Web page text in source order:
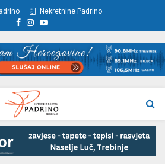
Nekretnine Padrino
Facebook
Instagram
Youtube